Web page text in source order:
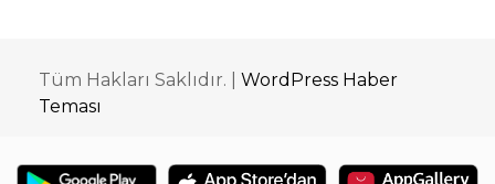
Tüm Hakları Saklıdır. | WordPress Haber
Teması